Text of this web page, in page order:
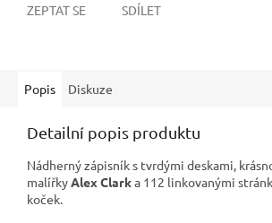
ZEPTAT SE SDÍLET
Popis Diskuze
Detailní popis produktu
Nádherný zápisník s tvrdými deskami,
malířkyAlex Clarka 112 linkovanými
koček.